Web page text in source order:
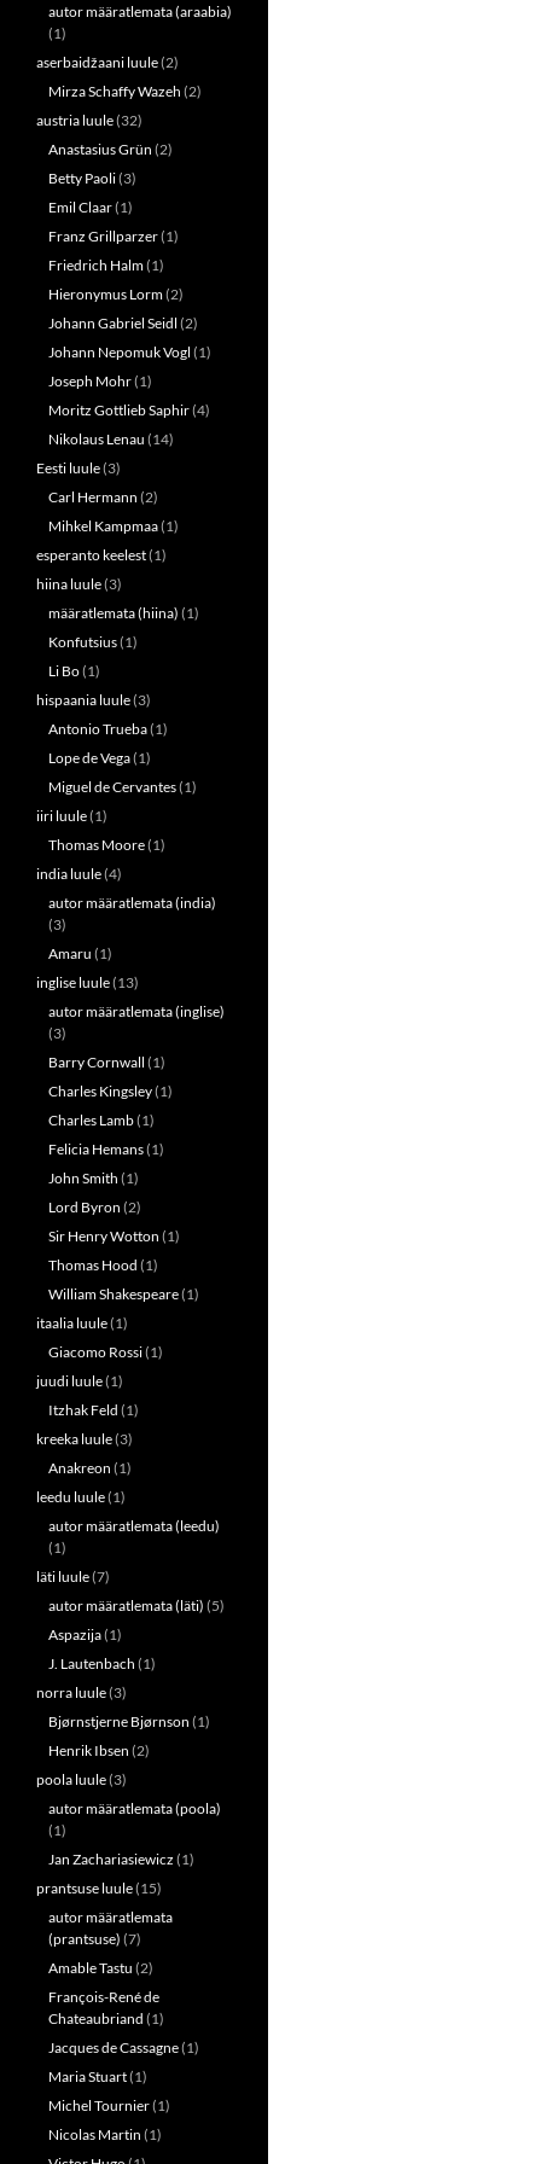
autor määratlemata (araabia)
(1)
aserbaidžaani luule(2)
Mirza Schaffy Wazeh (2)
austria luule(32)
Anastasius Grün (2)
Betty Paoli(3)
Emil Claar(1)
Franz Grillparzer(1)
Friedrich Halm(1)
Hieronymus Lorm(2)
Johann Gabriel Seidl (2)
Johann Nepomuk Vogl (1)
Joseph Mohr(1)
Moritz Gottlieb Saphir(4)
Nikolaus Lenau (14)
Eesti luule(3)
Carl Hermann (2)
Mihkel Kampmaa(1)
esperanto keelest(1)
hiina luule(3)
määratlemata (hiina) (1)
Konfutsius(1)
Li Bo(1)
hispaania luule(3)
Antonio Trueba(1)
Lope de Vega(1)
Miguel de Cervantes(1)
iiri luule(1)
Thomas Moore(1)
india luule(4)
autor määratlemata (india)
(3)
Amaru (1)
inglise luule(13)
autor määratlemata (inglise)
(3)
Barry Cornwall (1)
Charles Kingsley(1)
Charles Lamb(1)
Felicia Hemans(1)
John Smith (1)
Lord Byron (2)
Sir Henry Wotton (1)
Thomas Hood (1)
William Shakespeare(1)
itaalia luule(1)
Giacomo Rossi(1)
juudi luule(1)
Itzhak Feld (1)
kreeka luule(3)
Anakreon (1)
leedu luule(1)
autor määratlemata (leedu)
(1)
läti luule(7)
autor määratlemata (läti) (5)
Aspazija(1)
J. Lautenbach (1)
norra luule(3)
Bjørnstjerne Bjørnson (1)
Henrik Ibsen (2)
poola luule(3)
autor määratlemata (poola)
(1)
Jan Zachariasiewicz (1)
prantsuse luule(15)
autor määratlemata
(prantsuse) (7)
Amable Tastu (2)
François-René de
Chateaubriand (1)
Jacques de Cassagne(1)
Maria Stuart(1)
Michel Tournier(1)
Nicolas Martin (1)